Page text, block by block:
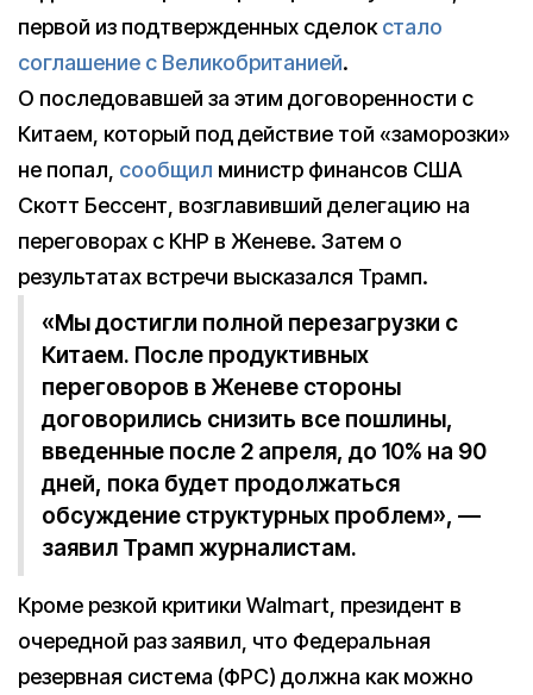
первой из подтвержденных сделокстало
соглашение с Великобританией.
О последовавшей за этим договоренности с
Китаем, который под действие той «заморозки»
не попал, сообщил министр финансов США
Скотт Бессент, возглавивший делегацию на
переговорах с КНР в Женеве. Затем о
результатах встречи высказался Трамп.
«Мы достигли полной перезагрузки с
Китаем. После продуктивных
переговоров в Женеве стороны
договорились снизить все пошлины,
введенные после 2 апреля, до 10% на 90
дней, пока будет продолжаться
обсуждение структурных проблем», —
заявил Трамп журналистам.
Кроме резкой критики Walmart, президент в
очередной раз заявил, что Федеральная
резервная система (ФРС) должна как можно